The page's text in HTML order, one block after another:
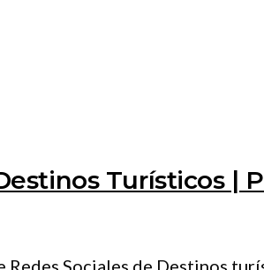
Turísticos |
Sociales de Destinos